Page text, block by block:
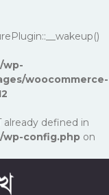
wp-
woocommerce-
already defined in
wp-config.php on